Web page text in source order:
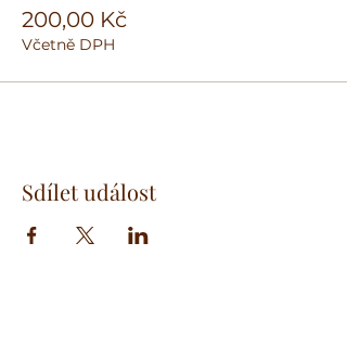
200,00 Kč
Včetně DPH
Sdílet událost